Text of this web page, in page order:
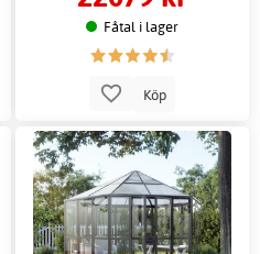
Fåtal i lager
Köp